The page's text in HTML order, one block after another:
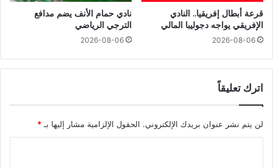
قرعة أبطال إفريقيا.. النادي
الإفريقي يواجه دجوليبا المالي
2026-08-06
نادي حمام الأنف يضم مدافع
الترجي الرياضي
2026-08-06
اترك تعليقاً
لن يتم نشر عنوان بريدك الإلكتروني. الحقول الإلزامية مشار إليها بـ *